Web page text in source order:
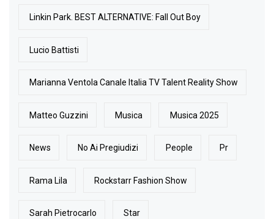
Linkin Park. BEST ALTERNATIVE: Fall Out Boy
Lucio Battisti
Marianna Ventola Canale Italia TV Talent Reality Show
Matteo Guzzini Musica Musica 2025
News No Ai Pregiudizi People Pr
Rama Lila Rockstarr Fashion Show
Sarah Pietrocarlo Star